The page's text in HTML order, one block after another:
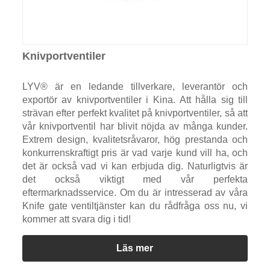
Knivportventiler
LYV® är en ledande tillverkare, leverantör och
exportör av knivportventiler i Kina. Att hålla sig till
strävan efter perfekt kvalitet på knivportventiler, så att
vår knivportventil har blivit nöjda av många kunder.
Extrem design, kvalitetsråvaror, hög prestanda och
konkurrenskraftigt pris är vad varje kund vill ha, och
det är också vad vi kan erbjuda dig. Naturligtvis är
det också viktigt med vår perfekta
eftermarknadsservice. Om du är intresserad av våra
Knife gate ventiltjänster kan du rådfråga oss nu, vi
kommer att svara dig i tid!
Läs mer